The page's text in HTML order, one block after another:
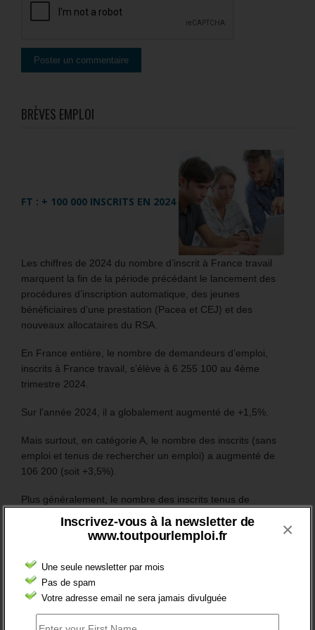
Inscrivez-vous à la newsletter de
www.toutpourlemploi.fr
Une seule newsletter par mois
Pas de spam
Votre adresse email ne sera jamais divulguée
×
BRÈVES EMPLOI
FT : + 100 000 INSCRITS EN 2024
Les chiffres de 2024 du nombre d’inscrit à France travail
marquent la fin de la période précédant le lancement des
procédures d’inscription automatique, des jeunes
bénéficiaires d’une prestation (Pacea et CEJ) et des
nouveaux allocataires du RSA.
En France entière, le nombre de demandeurs d’emploi,
inscrits à France travail, s’élève à 6 255 100 au 4ème
trimestre 2024.
Sur l’année 2024, il a globalement augmenté de +1,5%.
Mais surtout, en catégorie A, le nombre des inscrits (sans
emploi et tenus de rechercher un emploi) a augmenté de
106 200 (soit +3,5%).
Plus généralement, le nombre des inscrits tenus de
rechercher un emploi (A, B ou C) aura augmenté de 97 200
sur un an (soit +1,8%).
RESTEZ EN CONTACT
Recevez le meilleur de l'information et des débats sur l'emploi